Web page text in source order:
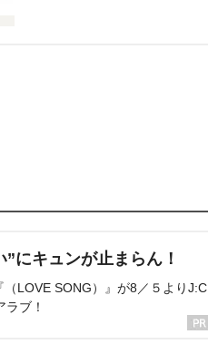
にキュンが止まらん！
LOVE SONG）』が8／５よりJ:C
ブ！